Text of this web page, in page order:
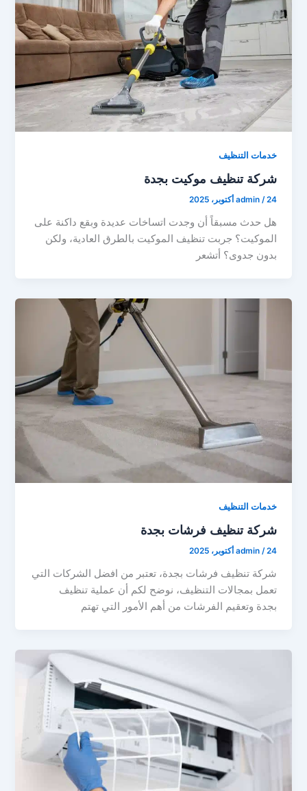
خدمات التنظيف
شركة تنظيف موكيت بجدة
admin /24 أكتوبر، 2025
هل حدث مسبقاً أن وجدت اتساخات عديدة وبقع داكنة على
الموكيت؟ جربت تنظيف الموكيت بالطرق العادية، ولكن
بدون جدوى؟ أتشعر
خدمات التنظيف
شركة تنظيف فرشات بجدة
admin /24 أكتوبر، 2025
شركة تنظيف فرشات بجدة، تعتبر من افضل الشركات التي
تعمل بمجالات التنظيف، نوضح لكم أن عملية تنظيف
بجدة وتعقيم الفرشات من أهم الأمور التي تهتم